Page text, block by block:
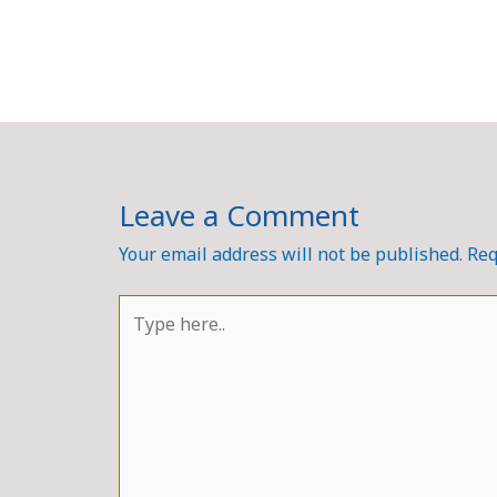
Leave a Comment
Your email address will not be published.
here..